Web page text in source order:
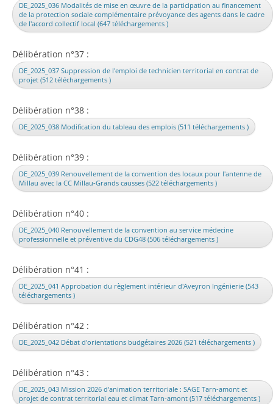
DE_2025_036 Modalités de mise en œuvre de la participation au financement
de la protection sociale complémentaire prévoyance des agents dans le cadre
de l'accord collectif local (647 téléchargements )
Délibération n°37 :
DE_2025_037 Suppression de l'emploi de technicien territorial en contrat de
projet (512 téléchargements )
Délibération n°38 :
DE_2025_038 Modification du tableau des emplois (511 téléchargements )
Délibération n°39 :
DE_2025_039 Renouvellement de la convention des locaux pour l'antenne de
Millau avec la CC Millau-Grands causses (522 téléchargements )
Délibération n°40 :
DE_2025_040 Renouvellement de la convention au service médecine
professionnelle et préventive du CDG48 (506 téléchargements )
Délibération n°41 :
DE_2025_041 Approbation du règlement intérieur d'Aveyron Ingénierie (543
téléchargements )
Délibération n°42 :
DE_2025_042 Débat d'orientations budgétaires 2026 (521 téléchargements )
Délibération n°43 :
DE_2025_043 Mission 2026 d'animation territoriale : SAGE Tarn-amont et
projet de contrat territorial eau et climat Tarn-amont (517 téléchargements )